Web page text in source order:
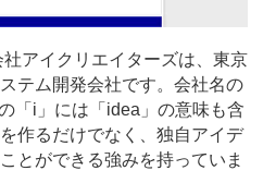
アイクリエイターズは、東京
テム開発会社です。会社名の
「i」には「idea」の意味も含
作るだけでなく、独自アイデ
とができる強みを持っていま